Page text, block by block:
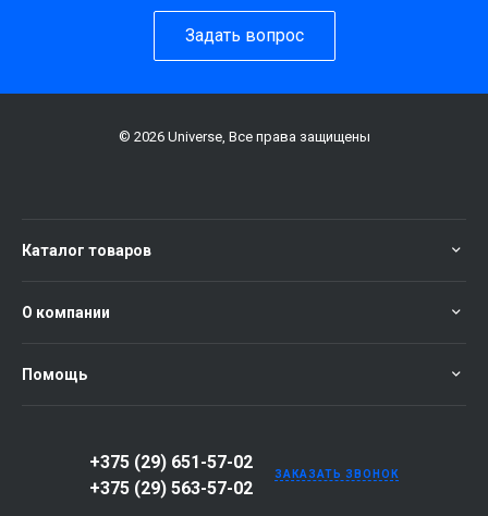
Задать вопрос
© 2026 Universe, Все права защищены
Каталог товаров
О компании
Помощь
+375 (29) 651-57-02
+375 (29) 563-57-02
ЗАКАЗАТЬ ЗВОНОК